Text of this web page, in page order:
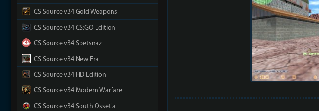
CS Source v34 Gold Weapons
CS Source v34 CS:GO Edition
CS Source v34 Spetsnaz
CS Source v34 New Era
CS Source v34 HD Edition
CS Source v34 Modern Warfare
CS Source v34 South Ossetia